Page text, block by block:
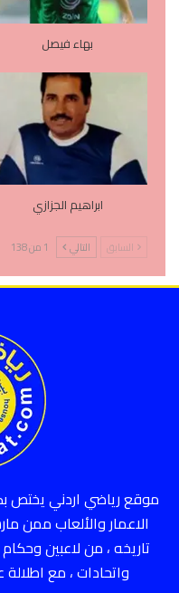
بهاء فيصل
ابراهيم الجزازي
السابق التالي 1 من 138
موقع رياضي اردني يختص
تاريخه ، من لاعبين
واتحادات ، مع اطلالة